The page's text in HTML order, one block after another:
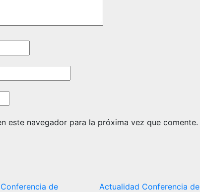
este navegador para la próxima vez que comente.
Conferencia de
Actualidad Conferencia de